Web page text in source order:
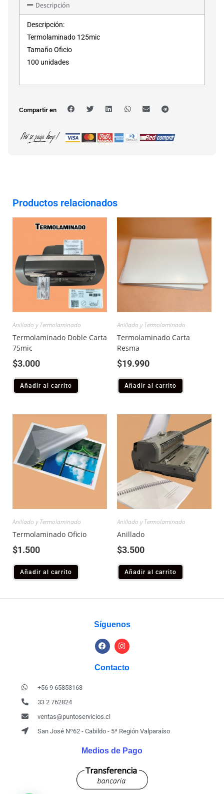
Descripción
Descripción:
Termolaminado 125mic
Tamaño Oficio
100 unidades
Compartir en
Productos relacionados
Anillado y Termolaminado
Termolaminado Doble Carta
75mic
$3.000
Añadir al carrito
Anillado y Termolaminado
Termolaminado Carta
Resma
$19.990
Añadir al carrito
Anillado y Termolaminado
Termolaminado Oficio
$1.500
Añadir al carrito
Anillado y Termolaminado
Anillado
$3.500
Añadir al carrito
Síguenos
Contacto
+56 9 65853163
33 2 762824
ventas@puntoservicios.cl
San José Nº62 - Cabildo - 5ª Región Valparaíso
Medios de Pago